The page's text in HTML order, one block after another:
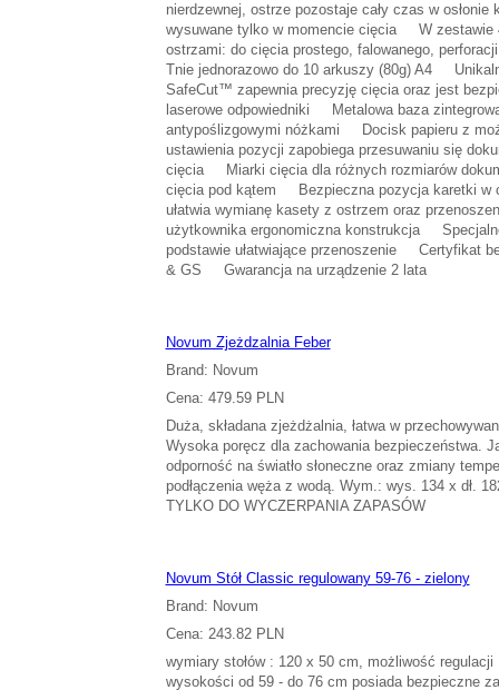
nierdzewnej, ostrze pozostaje cały czas w osłonie
wysuwane tylko w momencie cięcia W zestawie
ostrzami: do cięcia prostego, falowanego,
Tnie jednorazowo do 10 arkuszy (80g) A4
SafeCut™ zapewnia precyzję cięcia oraz jest
laserowe odpowiedniki Metalowa baza
antypoślizgowymi nóżkami Docisk papieru z
ustawienia pozycji zapobiega przesuwaniu się
cięcia Miarki cięcia dla różnych rozmiarów
cięcia pod kątem Bezpieczna pozycja karetki w
ułatwia wymianę kasety z ostrzem oraz
użytkownika ergonomiczna konstrukcja
podstawie ułatwiające przenoszenie Certyfikat
& GS Gwarancja na urządzenie 2 lata
Novum Zjeżdzalnia Feber
Brand: Novum
Cena: 479.59 PLN
Duża, składana zjeżdżalnia, łatwa w
Wysoka poręcz dla zachowania bezpieczeństwa.
odporność na światło słoneczne oraz zmiany
podłączenia węża z wodą. Wym.: wys. 134 x dł.
TYLKO DO WYCZERPANIA ZAPASÓW
Novum Stół Classic regulowany 59-76 - zielony
Brand: Novum
Cena: 243.82 PLN
wymiary stołów : 120 x 50 cm, możliwość regulacji
wysokości od 59 - do 76 cm posiada bezpieczne